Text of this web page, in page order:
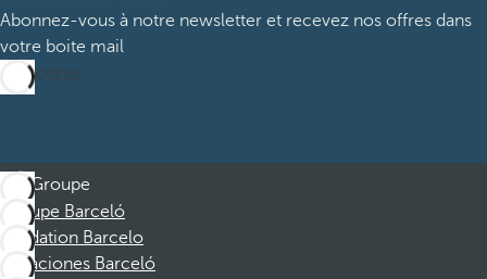
Abonnez-vous à notre newsletter et recevez nos offres dans
votre boite mail
M’abonner
Groupe
Groupe Barceló
Fondation Barcelo
Vacaciones Barceló